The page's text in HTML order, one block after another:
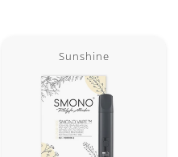
Sunshine